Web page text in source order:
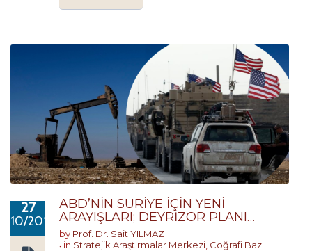
27
10/2019
ABD’NİN SURİYE İÇİN YENİ
ARAYIŞLARI; DEYRİZOR PLANI…
by Prof. Dr. Sait YILMAZ
in Stratejik Araştırmalar Merkezi Coğrafi Bazlı